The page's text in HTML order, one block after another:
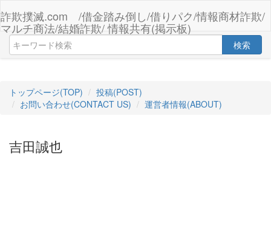
詐欺撲滅.com /借金踏み倒し/借りパク/情報商材詐欺/
マルチ商法/結婚詐欺/ 情報共有(掲示板)
検索
トップページ(TOP)
投稿(POST)
お問い合わせ(CONTACT US)
運営者情報(ABOUT)
吉田誠也